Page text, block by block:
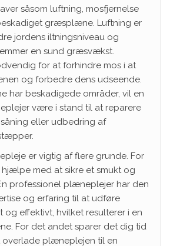
såsom luftning, mosfjernelse
græsplæne. Luftning er
jordens iltningsniveau og
en sund græsvækst.
for at forhindre mos i at
og forbedre dens udseende.
har beskadigede områder, vil en
være i stand til at reparere
eller udbedring af
er vigtig af flere grunde. For
med at sikre et smukt og
professionel plæneplejer har den
og erfaring til at udføre
og effektivt, hvilket resulterer i en
For det andet sparer det dig tid
overlade plæneplejen til en